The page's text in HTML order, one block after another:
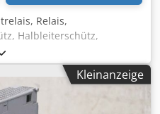
Relais,
Halbleiterschütz,
-Typ: KZT01 -5-100 s -
-Gewicht: 0,2 kg
Kleinanzeige